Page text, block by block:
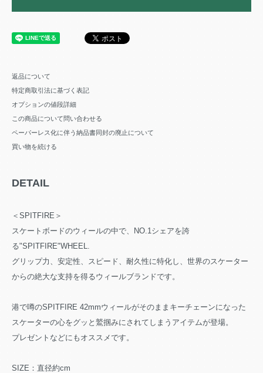
返品について
特定商取引法に基づく表記
オプションの値段詳細
この商品について問い合わせる
ペーパーレス化に伴う納品書同封の廃止について
買い物を続ける
DETAIL
＜SPITFIRE＞
スケートボードのウィールの中で、NO.1シェアを誇
る"SPITFIRE"WHEEL.
グリップ力、安定性、スピード、耐久性に特化し、世界のスケーター
からの絶大な支持を得るウィールブランドです。
港で噂のSPITFIRE 42mmウィールがそのままキーチェーンになった
スケーターの心をグッと鷲掴みにされてしまうアイテムが登場。
プレゼントなどにもオススメです。
SIZE：直径約cm